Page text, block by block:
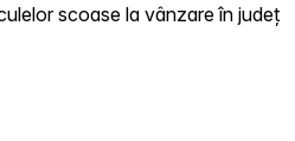
scoase la vânzare în județ